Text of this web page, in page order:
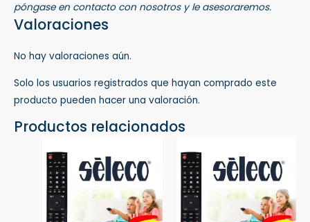
póngase en contacto con nosotros y le asesoraremos.
Valoraciones
No hay valoraciones aún.
Solo los usuarios registrados que hayan comprado este
producto pueden hacer una valoración.
Productos relacionados